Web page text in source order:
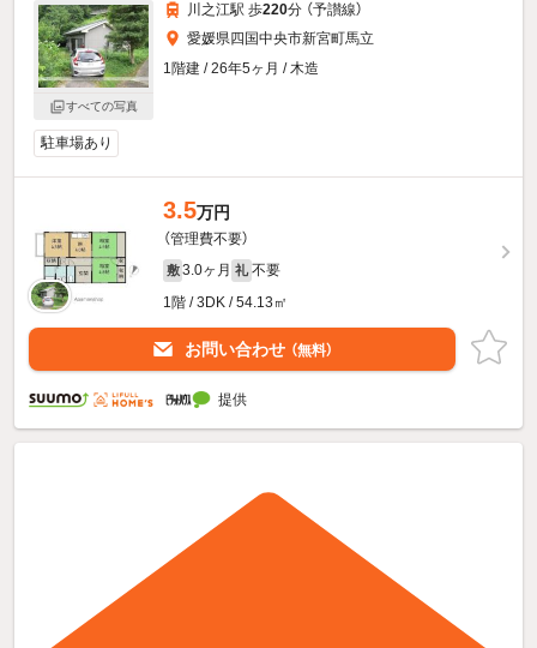
すべての写真
川之江駅 歩220分 （予讃線）
愛媛県四国中央市新宮町馬立
1階建 / 26年5ヶ月 / 木造
駐車場あり
3.5万円
（管理費不要）
敷 3.0ヶ月 礼 不要
1階 / 3DK / 54.13㎡
お問い合わせ （無料）
提供